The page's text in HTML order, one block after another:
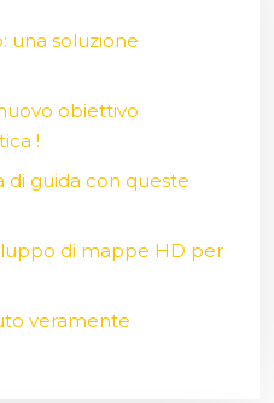
una soluzione
obiettivo
!
di guida con queste
di mappe HD per
veramente